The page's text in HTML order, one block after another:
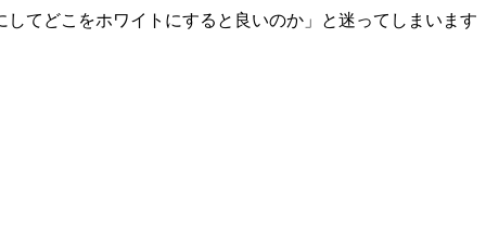
てどこをホワイトにすると良いのか」と迷ってしまいます